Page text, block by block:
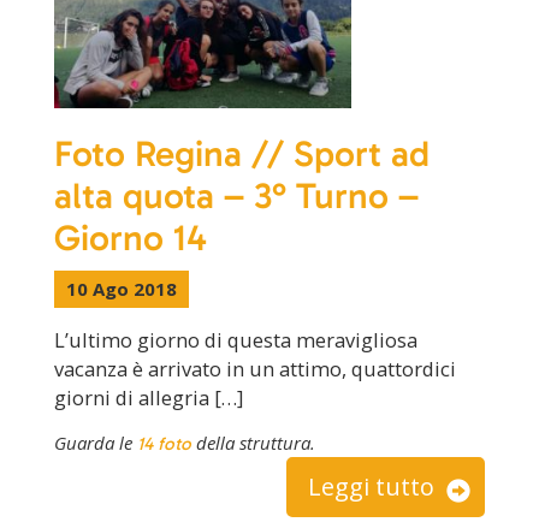
Foto Regina // Sport ad
alta quota – 3° Turno –
Giorno 14
10 Ago 2018
L’ultimo giorno di questa meravigliosa
vacanza è arrivato in un attimo, quattordici
giorni di allegria […]
Guarda le 14 foto della struttura.
Leggi tutto